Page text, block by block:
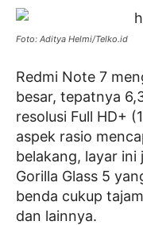
Foto: Aditya Helmi/Telko.id
Redmi Note 7
besar, tepatnya
resolusi Full HD+
aspek rasio
belakang, layar ini
Gorilla Glass 5
benda cukup
dan lainnya.